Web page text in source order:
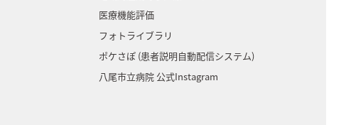
医療機能評価
フォトライブラリ
ポケさぽ (患者説明自動配信システム)
八尾市立病院 公式Instagram